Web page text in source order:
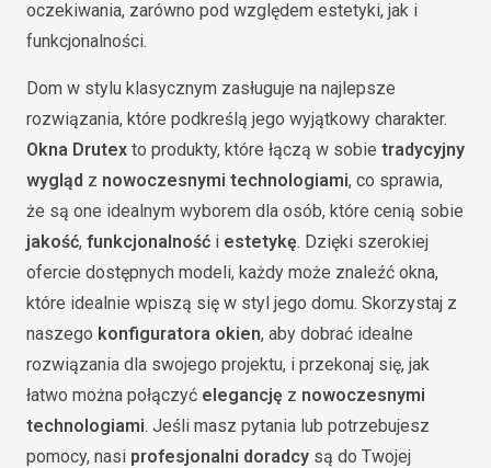
oczekiwania, zarówno pod względem estetyki, jak i
funkcjonalności.
Dom w stylu klasycznym zasługuje na najlepsze
rozwiązania, które podkreślą jego wyjątkowy charakter.
Okna Drutex to produkty, które łączą w sobie tradycyjny
wygląd z nowoczesnymi technologiami, co sprawia,
że są one idealnym wyborem dla osób, które cenią sobie
jakość, funkcjonalność i estetykę. Dzięki szerokiej
ofercie dostępnych modeli, każdy może znaleźć okna,
które idealnie wpiszą się w styl jego domu. Skorzystaj z
naszego konfiguratora okien, aby dobrać idealne
rozwiązania dla swojego projektu, i przekonaj się, jak
łatwo można połączyć elegancję z nowoczesnymi
technologiami. Jeśli masz pytania lub potrzebujesz
pomocy, nasi profesjonalni doradcy są do Twojej